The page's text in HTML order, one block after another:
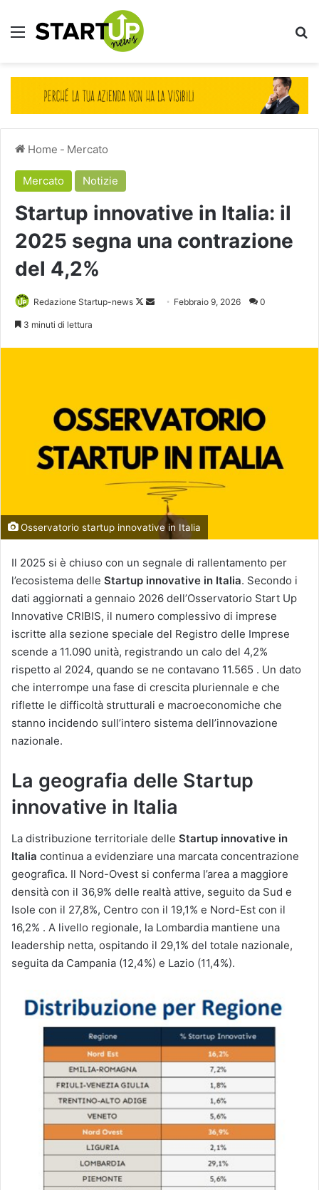
Menu
Home - Mercato
Mercato Notizie
Startup innovative in Italia: il
2025 segna una contrazione
del 4,2%
Redazione Startup-news
Follow
Invia Febbraio 9, 2026 0
3 minuti di lettura
Osservatorio startup innovative in Italia
Il 2025 si è chiuso con un segnale di rallentamento per
l’ecosistema delle Startup innovative in Italia. Secondo i
dati aggiornati a gennaio 2026 dell’Osservatorio Start Up
Innovative CRIBIS, il numero complessivo di imprese
iscritte alla sezione speciale del Registro delle Imprese
scende a 11.090 unità, registrando un calo del 4,2%
rispetto al 2024, quando se ne contavano 11.565 . Un dato
che interrompe una fase di crescita pluriennale e che
riflette le difficoltà strutturali e macroeconomiche che
stanno incidendo sull’intero sistema dell’innovazione
nazionale.
La geografia delle Startup
innovative in Italia
La distribuzione territoriale delle Startup innovative in
Italia continua a evidenziare una marcata concentrazione
geografica. Il Nord-Ovest si conferma l’area a maggiore
densità con il 36,9% delle realtà attive, seguito da Sud e
Isole con il 27,8%, Centro con il 19,1% e Nord-Est con il
16,2% . A livello regionale, la Lombardia mantiene una
leadership netta, ospitando il 29,1% del totale nazionale,
seguita da Campania (12,4%) e Lazio (11,4%).